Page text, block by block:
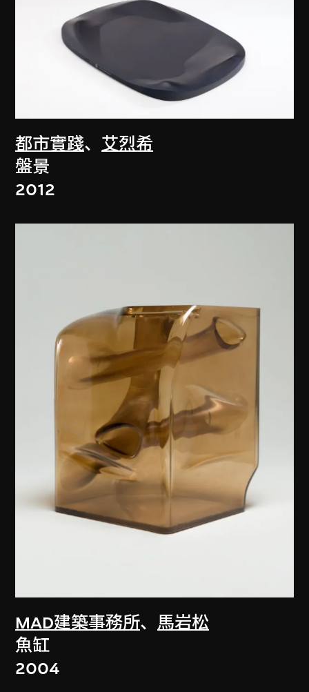
都市實踐、 艾烈希
盤景
2012
MAD建築事務所、 馬岩松
魚缸
2004